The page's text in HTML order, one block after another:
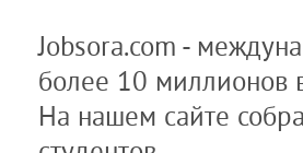
Jobsora.com -
более 10 миллионов
На нашем сайте